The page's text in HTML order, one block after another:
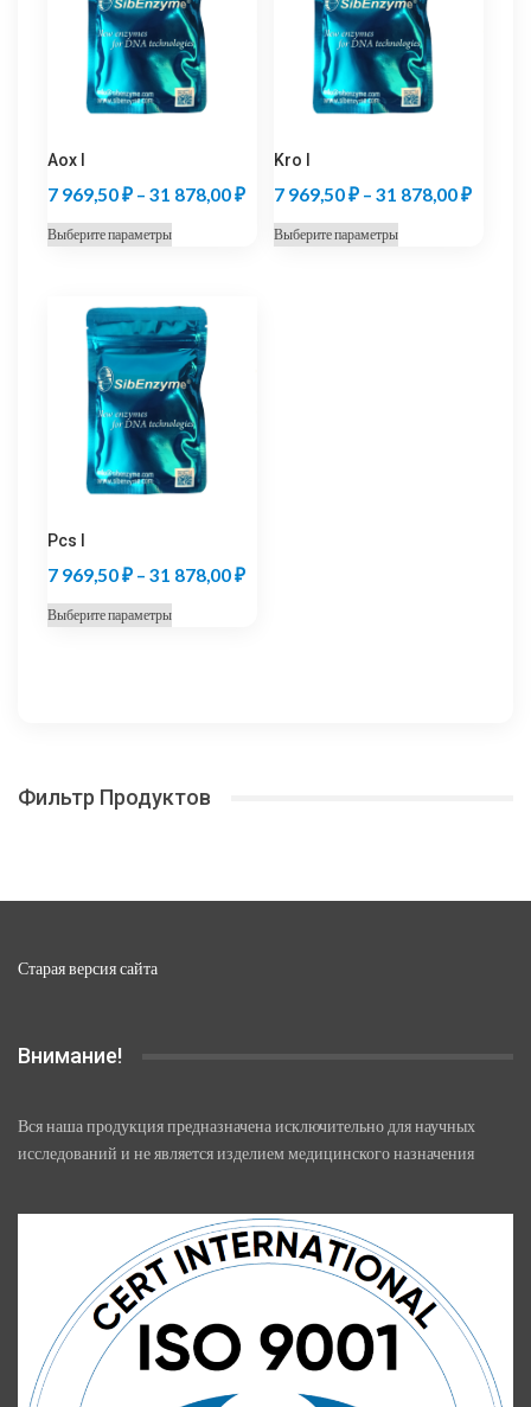
Aox I
7 969,50₽ – 31 878,00₽Диапазон
цен:
Выберите параметрыЭтот
несколько
вариаций.
Опции
можно
выбрать
на
странице
Kro I
7 969,50₽ – 31 878,00₽
Выберите параметрыЭтот
Pcs I
7 969,50₽ – 31 878,00₽Диапазон
Выберите параметрыЭтот
выбрать
Фильтр Продуктов
Старая версия сайта
Внимание!
Вся наша продукция предназначена исключительно для научных
исследований и не является изделием медицинского назначения